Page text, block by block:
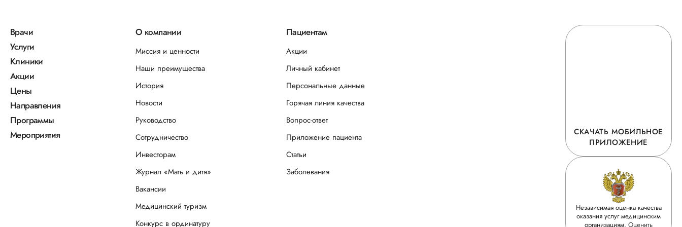
Врачи
Услуги
Клиники
Акции
Цены
Направления
Программы
Мероприятия
О компании
Миссия и ценности
Наши преимущества
История
Новости
Руководство
Сотрудничество
Инвесторам
Журнал «Мать и дитя»
Вакансии
Медицинский туризм
Конкурс в ординатуру
Пациентам
Акции
Личный кабинет
Персональные данные
Горячая линия качества
Вопрос-ответ
Приложение пациента
Статьи
Заболевания
СКАЧАТЬ МОБИЛЬНОЕ
ПРИЛОЖЕНИЕ
Независимая оценка качества
оказания услуг медицинским
организациям. Оценить